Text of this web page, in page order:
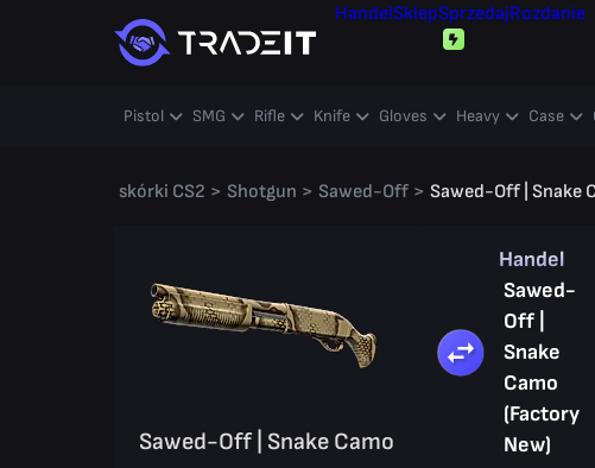
HandelSklepSprzedajRozdanie
Pistol SMG Rifle Knife Gloves Heavy Case
skórki CS2 > Shotgun > Sawed-Off > Sawed-Off | Snake
Sawed-Off | Snake Camo
Handel
Sawed-
Off |
Snake
Camo
(Factory
New)